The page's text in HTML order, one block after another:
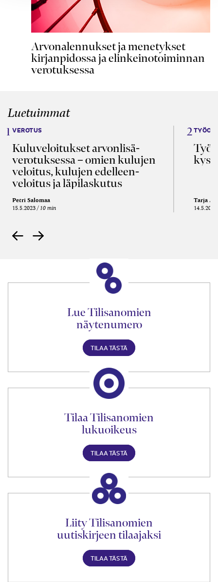
Arvonalennukset ja menetykset
kirjanpidossa ja elinkeinotoiminnan
verotuksessa
Luetuimmat
VEROTUS
Kulu­veloitukset arvon­lisä­
verotuksessa – omien kulujen
veloitus, kulujen edelleen­
veloitus ja läpi­laskutus
Petri Salomaa
15.5.2023 10 min
Tarja
14.5.2021
Lue Tilisanomien
näytenumero
TILAA TÄSTÄ
Tilaa Tilisanomien
lukuoikeus
TILAA TÄSTÄ
Liity Tilisanomien
uutiskirjeen tilaajaksi
TILAA TÄSTÄ